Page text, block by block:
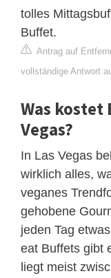
tolles
Buffet.
Antrag auf
vollständige Antwort
Was kostet
Vegas?
In Las Vegas
wirklich alles,
veganes
gehobene
jeden Tag
eat Buffets gibt
liegt meist